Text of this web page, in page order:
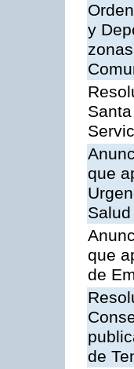
y
que
que
de
de